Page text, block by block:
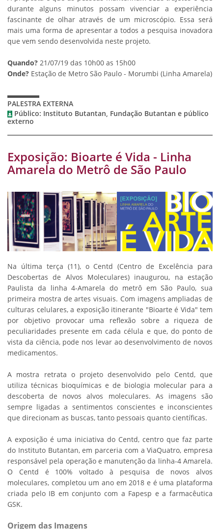
durante alguns minutos possam vivenciar a experiência
fascinante de olhar através de um microscópio. Essa será
mais uma forma de apresentar a todos a pesquisa inovadora
que vem sendo desenvolvida neste projeto.
Quando? 21/07/19 das 10h00 as 15h00
Onde? Estação de Metro São Paulo - Morumbi (Linha Amarela)
PALESTRA EXTERNA
Público: Instituto Butantan, Fundação Butantan e público
externo
Exposição: Bioarte é Vida - Linha
Amarela do Metrô de São Paulo
Na última terça (11), o Centd (Centro de Excelência para
Descobertas de Alvos Moleculares) inaugurou, na estação
Paulista da linha 4-Amarela do metrô em São Paulo, sua
primeira mostra de artes visuais. Com imagens ampliadas de
culturas celulares, a exposição itinerante "Bioarte é Vida" tem
por objetivo provocar uma reflexão sobre a riqueza de
peculiaridades presente em cada célula e que, do ponto de
vista da ciência, pode nos levar ao desenvolvimento de novos
medicamentos.
A mostra retrata o projeto desenvolvido pelo Centd, que
utiliza técnicas bioquímicas e de biologia molecular para a
descoberta de novos alvos moleculares. As imagens são
sempre ligadas a sentimentos conscientes e inconscientes
que direcionam as buscas, tanto pessoais quanto científicas.
A exposição é uma iniciativa do Centd, centro que faz parte
do Instituto Butantan, em parceria com a ViaQuatro, empresa
responsável pela operação e manutenção da linha-4 Amarela.
O Centd é 100% voltado à pesquisa de novos alvos
moleculares, completou um ano em 2018 e é uma plataforma
criada pelo IB em conjunto com a Fapesp e a farmacêutica
GSK.
Origem das Imagens